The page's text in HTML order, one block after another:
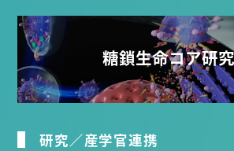
糖鎖生命コア研
研究／産学官連携